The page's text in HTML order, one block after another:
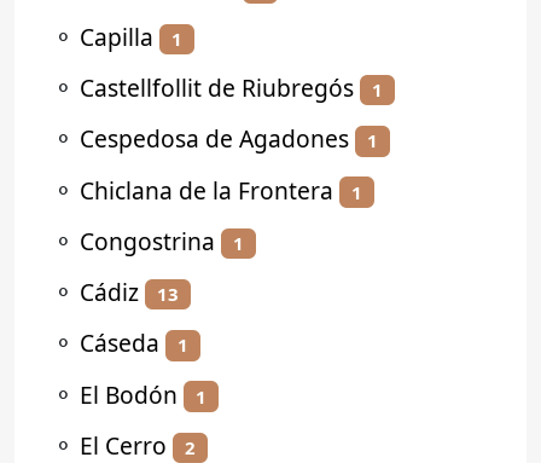
⚬ Capilla 1
⚬ Castellfollit de Riubregós 1
⚬ Cespedosa de Agadones 1
⚬ Chiclana de la Frontera 1
⚬ Congostrina 1
⚬ Cádiz 13
⚬ Cáseda 1
⚬ El Bodón 1
⚬ El Cerro 2